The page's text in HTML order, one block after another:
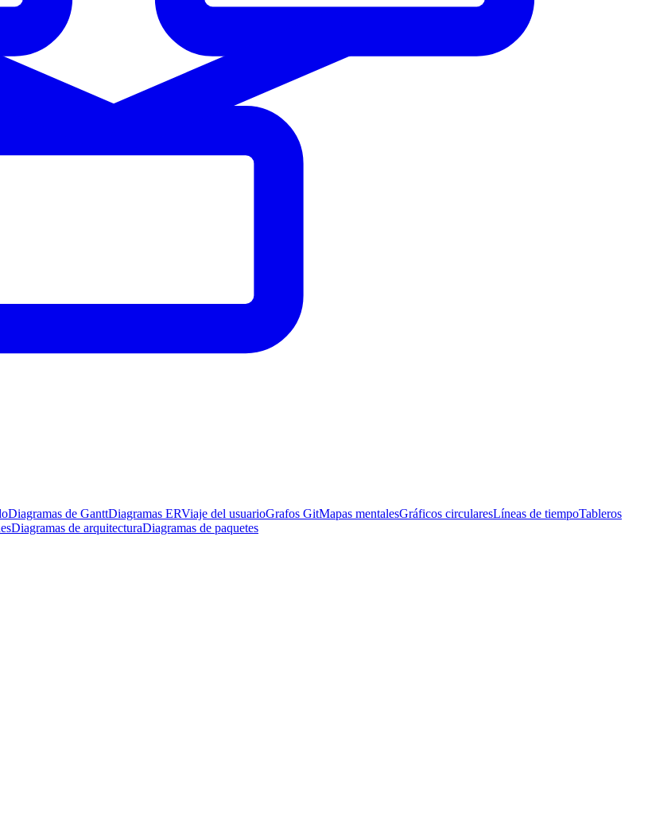
Diagramas de GanttDiagramas ERViaje del usuarioGrafos GitMapas mentalesGráficos circularesLíneas de tiempoTableros
Diagramas de arquitecturaDiagramas de paquetes